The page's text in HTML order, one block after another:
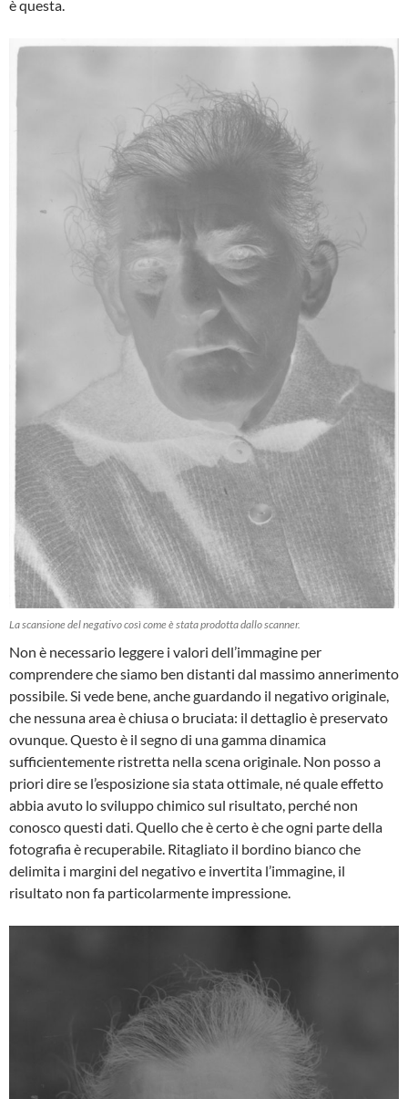
è questa.
La scansione del negativo così come è stata prodotta dallo scanner.
Non è necessario leggere i valori dell’immagine per
comprendere che siamo ben distanti dal massimo annerimento
possibile. Si vede bene, anche guardando il negativo originale,
che nessuna area è chiusa o bruciata: il dettaglio è preservato
ovunque. Questo è il segno di una gamma dinamica
sufficientemente ristretta nella scena originale. Non posso a
priori dire se l’esposizione sia stata ottimale, né quale effetto
abbia avuto lo sviluppo chimico sul risultato, perché non
conosco questi dati. Quello che è certo è che ogni parte della
fotografia è recuperabile. Ritagliato il bordino bianco che
delimita i margini del negativo e invertita l’immagine, il
risultato non fa particolarmente impressione.